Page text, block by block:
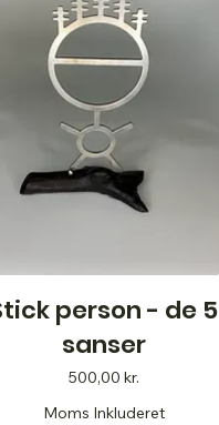
person - de 5
sanser
Pris
500,00 kr.
Moms Inkluderet